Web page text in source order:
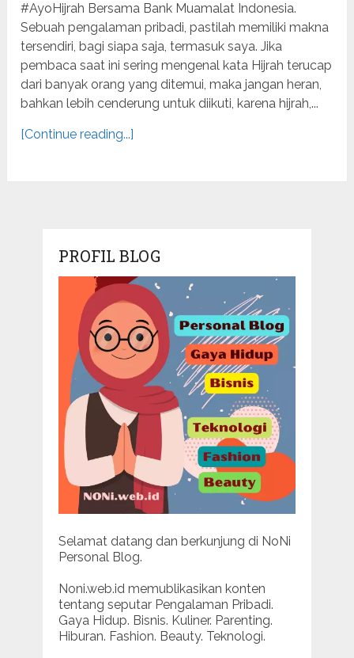
#AyoHijrah Bersama Bank Muamalat Indonesia.
Sebuah pengalaman pribadi, pastilah memiliki makna
tersendiri, bagi siapa saja, termasuk saya. Jika
pembaca saat ini sering mengenal kata Hijrah terucap
dari banyak orang yang ditemui, maka jangan heran,
bahkan lebih cenderung untuk diikuti, karena hijrah,...
[Continue reading...]
PROFIL BLOG
Selamat datang dan berkunjung di NoNi
Personal Blog.
Noni.web.id memublikasikan konten
tentang seputar Pengalaman Pribadi.
Gaya Hidup. Bisnis. Kuliner. Parenting.
Hiburan. Fashion. Beauty. Teknologi.